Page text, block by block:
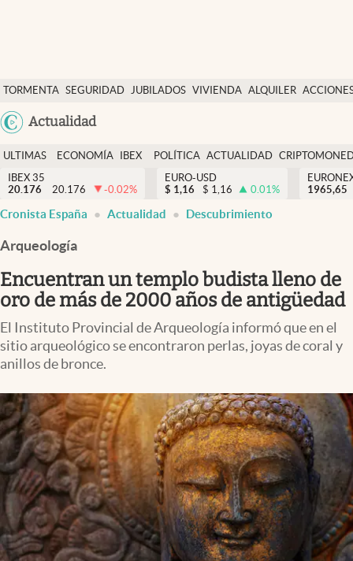
TORMENTA SEGURIDAD JUBILADOS VIVIENDA ALQUILER
USA
Actualidad
Economía y finanzas
Política
Actualidad
Criptomonedas
España
ULTIMAS
NOTICIAS
ECONOMÍA
FINANZAS
IBEX
EURO
POLÍTICA ACTUALIDAD
IBEX 35
20.176
20.176 -0.02%
EURO-USD
$ 1,16 $ 1,16 0.01%
1965,65
Cronista España Actualidad Descubrimiento
Arqueología
Encuentran un templo budista lleno de
oro de más de 2000 años de antigüedad
El Instituto Provincial de Arqueología informó que en el
sitio arqueológico se encontraron perlas, joyas de coral y
anillos de bronce.